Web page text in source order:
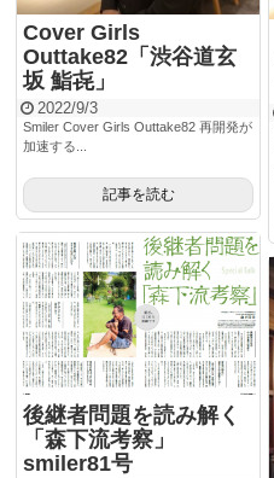
Cover Girls
Outtake82「渋谷道玄
坂 鮨㐂」
2022/9/3
Smiler Cover Girls Outtake82 再開発が
加速する...
記事を読む
後継者問題を読み解く
「森下流考察」
smiler81号